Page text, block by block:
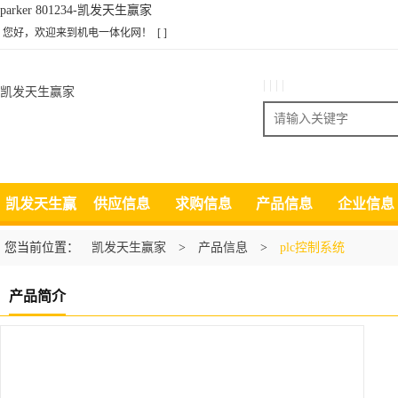
parker 801234-凯发天生赢家
您好，欢迎来到机电一体化网！ [ ]
凯发天生赢家
搜索
凯发天生赢
家
供应信息 求购信息 产品信息 企业信息
您当前位置： 凯发天生赢家 > 产品信息 > plc控制系统
产品简介